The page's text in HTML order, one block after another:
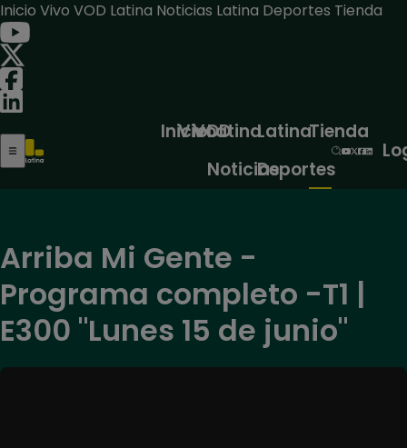
Inicio Vivo VOD Latina Noticias Latina Deportes Tienda
Inicio
Vivo
VOD
Latina
Noticias
Latina
Deportes
Tienda
Arriba Mi Gente -
Programa completo -T1 |
E300 "Lunes 15 de junio"